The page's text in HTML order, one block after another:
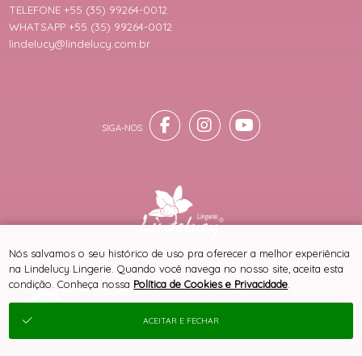
SITE 100% SEGURO PLATAFORMA B2B
TELEFONE +55 (35) 99264-0012
WHATSAPP +55 (35) 99264-0012
lindelucy@lindelucy.com.br
® TODOS DIREITOS RESERVADOS
Nós salvamos o seu histórico de uso pra oferecer a melhor experiência
na Lindelucy Lingerie. Quando você navega no nosso site, aceita esta
condição. Conheça nossa Política de Cookies e Privacidade
ACEITAR E FECHAR